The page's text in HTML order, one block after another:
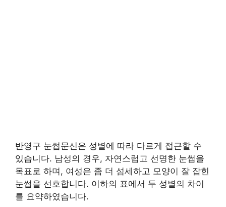
반영구 눈썹문신은 성별에 따라 다르게 접근할 수
있습니다. 남성의 경우, 자연스럽고 선명한 눈썹을
목표로 하며, 여성은 좀 더 섬세하고 모양이 잘 잡힌
눈썹을 선호합니다. 이하의 표에서 두 성별의 차이
를 요약하였습니다.